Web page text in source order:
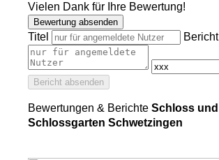
Vielen Dank für Ihre Bewertung!
Bewertung absenden
Titel Bericht
Bericht absenden
Bewertungen & Berichte Schloss und
Schlossgarten Schwetzingen